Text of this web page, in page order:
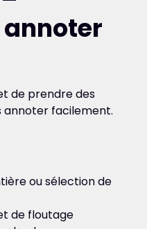
de prendre des
annoter facilement.
ou sélection de
de floutage